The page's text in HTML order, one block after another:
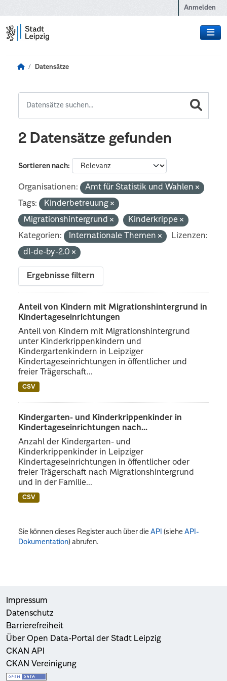
Anmelden
Datensätze
2 Datensätze gefunden
Sortieren nach
Organisationen:
Amt für Statistik und Wahlen
Tags:
Kinderbetreuung
Migrationshintergrund
Kinderkrippe
Kategorien:
Internationale Themen
Lizenzen:
dl-de-by-2.0
Ergebnisse filtern
Anteil von Kindern mit Migrationshintergrund in
Kindertageseinrichtungen
Anteil von Kindern mit Migrationshintergrund
unter Kinderkrippenkindern und
Kindergartenkindern in Leipziger
Kindertageseinrichtungen in öffentlicher und
freier Trägerschaft...
CSV
Kindergarten- und Kinderkrippenkinder in
Kindertageseinrichtungen nach...
Anzahl der Kindergarten- und
Kinderkrippenkinder in Leipziger
Kindertageseinrichtungen in öffentlicher oder
freier Trägerschaft nach Migrationshintergrund
und in der Familie...
CSV
Sie können dieses Register auch über dieAPI (sieheAPI-
Dokumentation) abrufen.
Impressum
Datenschutz
Barrierefreiheit
Über Open Data-Portal der Stadt Leipzig
CKAN API
CKAN Vereinigung